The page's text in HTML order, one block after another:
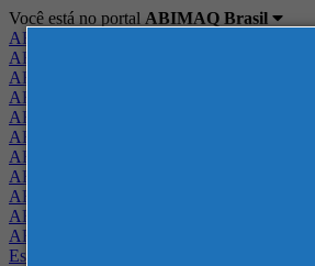
Você está no portal ABIMAQ Brasil
ABIMAQ Brasil
ABIMAQ Minas Gerais
ABIMAQ Norte-Nordeste
ABIMAQ Paraná
ABIMAQ Piracicaba
ABIMAQ Ribeirão Preto
ABIMAQ Rio de Janeiro
ABIMAQ Rio Grande do Sul
ABIMAQ Santa Catarina
ABIMAQ São Paulo
ABIMAQ Vale do Paraíba
Escritório de Relações Governamentais